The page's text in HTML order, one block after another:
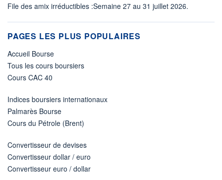
File des amix irréductibles :Semaine 27 au 31 juillet 2026.
PAGES LES PLUS POPULAIRES
Accueil Bourse
Tous les cours boursiers
Cours CAC 40
Indices boursiers internationaux
Palmarès Bourse
Cours du Pétrole (Brent)
Convertisseur de devises
Convertisseur dollar / euro
Convertisseur euro / dollar